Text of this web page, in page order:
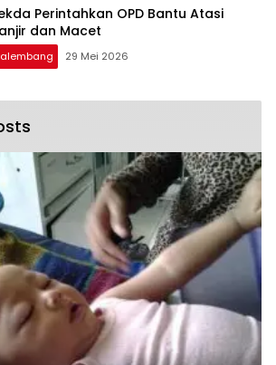
Perintahkan OPD Bantu Atasi
dan Macet
29 Mei 2026